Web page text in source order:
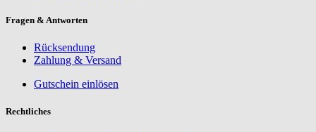
Fragen & Antworten
Rücksendung
Zahlung & Versand
Gutschein einlösen
Rechtliches